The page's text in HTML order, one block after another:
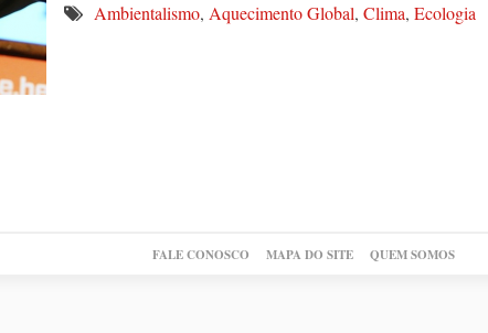
Ambientalismo, Aquecimento Global, Clima, Ecologia
FALE CONOSCO MAPA DO SITE QUEM SOMOS